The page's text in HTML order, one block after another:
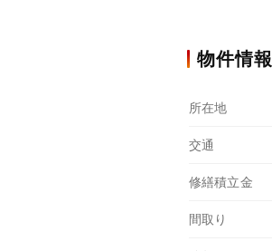
物件情報
所在地
交通
修繕積立金
間取り